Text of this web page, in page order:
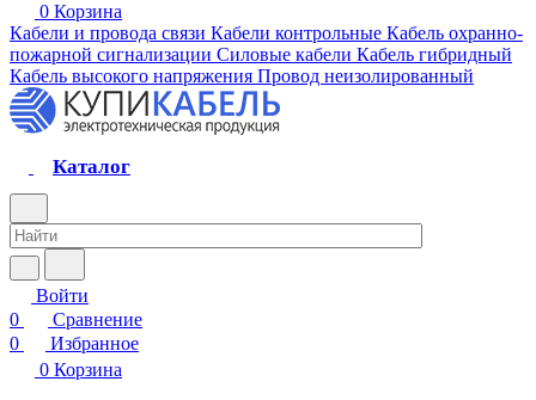
0 Корзина
Кабели и провода связи Кабели контрольные Кабель охранно-
пожарной сигнализации Силовые кабели Кабель гибридный
Кабель высокого напряжения Провод неизолированный
Каталог
Войти
0
Сравнение
0
Избранное
0 Корзина